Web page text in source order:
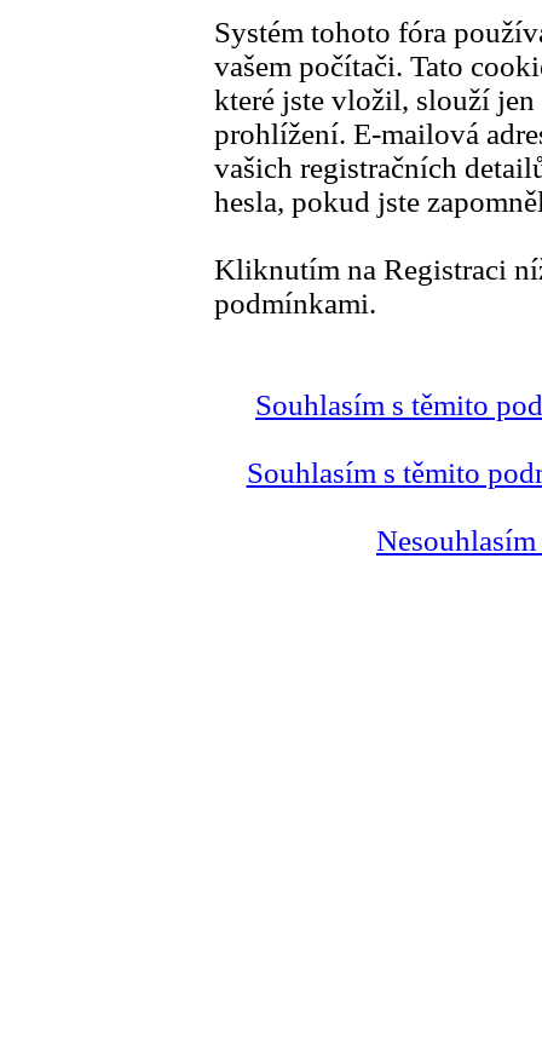
Systém tohoto fóra
vašem počítači. Tato
které jste vložil, slouží
prohlížení. E-mailová
vašich registračních
hesla, pokud jste
Kliknutím na Registraci
podmínkami.
Souhlasím s těmito
Souhlasím s těmito